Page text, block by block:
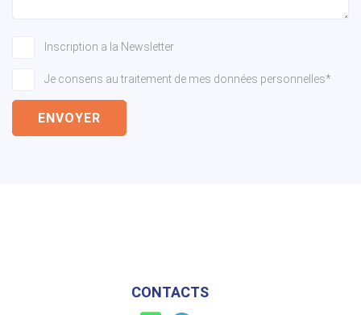
Inscription a la Newsletter
Je consens au traitement de mes données personnelles*
ENVOYER
CONTACTS